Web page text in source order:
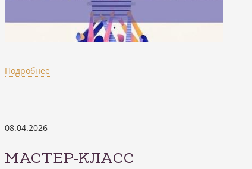
Подробнее
08.04.2026
МАСТЕР-КЛАСС